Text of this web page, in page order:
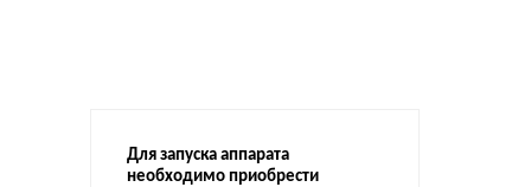
Для запуска аппарата
необходимо приобрести